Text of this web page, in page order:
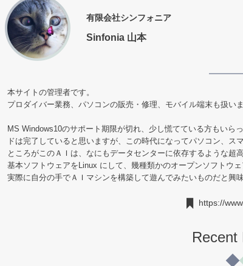
有限会社シンフォニア
Sinfonia 山本
本サイトの管理者です。
プロダイバー業務、パソコンの販売・修理、モバイル端末も扱いま
MS Windows10のサポート期限が切れ、少し慌てている方もいら
ドは完了していると思いますが、この時代になってパソコン、ス
ところがこのＡＩは、なにもデータセンターに依存するような
基本ソフトウェアをLinux にして、幾種類かのオープンソフトウ
実際に自分の手でＡＩマシンを構築して遊んでみたいものだと興
https://
Recent